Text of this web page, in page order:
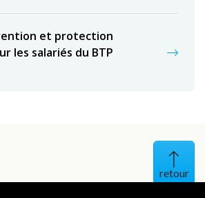
et protection
les salariés du BTP
Haut